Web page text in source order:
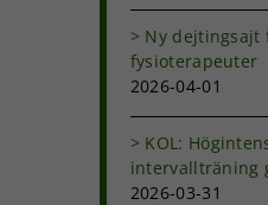
Ny dejtingsajt
fysioterapeuter
2026-04-01
KOL:
intervallträning
andfåddhet
2026-03-31